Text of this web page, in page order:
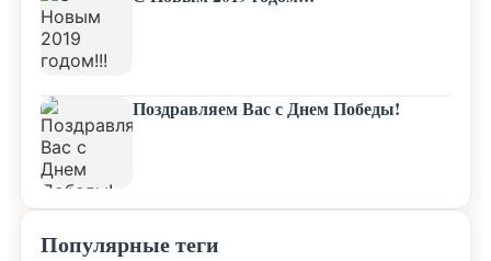
Поздравляем Вас с Днем Победы!
Популярные теги